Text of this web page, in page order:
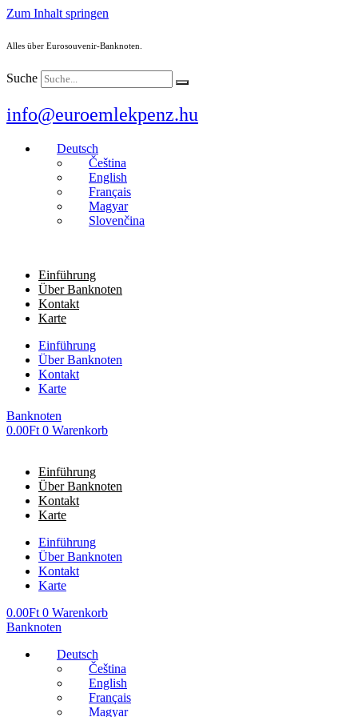
Zum Inhalt springen
Alles über Eurosouvenir-Banknoten.
Suche
info@euroemlekpenz.hu
Deutsch
Čeština
English
Français
Magyar
Slovenčina
Einführung
Über Banknoten
Kontakt
Karte
Einführung
Über Banknoten
Kontakt
Karte
Banknoten
0.00Ft 0 Warenkorb
Einführung
Über Banknoten
Kontakt
Karte
Einführung
Über Banknoten
Kontakt
Karte
0.00Ft 0 Warenkorb
Banknoten
Deutsch
Čeština
English
Français
Magyar